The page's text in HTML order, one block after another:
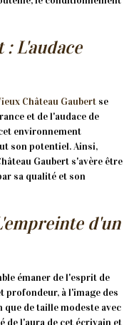
: L'audace
Château Gaubert se
et de l'audace de
environnement
son potentiel. Ainsi,
Gaubert s'avère être
sa qualité et son
d'un
émaner de l'esprit de
profondeur, à l'image des
de taille modeste avec